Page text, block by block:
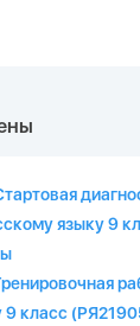
языку 9
9 класс